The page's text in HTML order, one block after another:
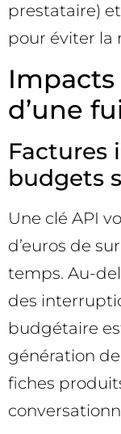
prestataire)
pour éviter la
Impacts
d’une
Factures
budgets
Une clé API
d’euros de
temps. Au-
des
budgétaire
génération
fiches